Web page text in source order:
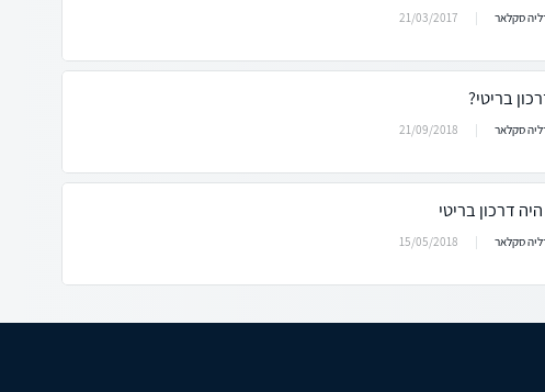
סקלאר 21/03/2017
בריטי?
סקלאר 21/09/2018
דרכון בריטי
סקלאר 15/05/2018